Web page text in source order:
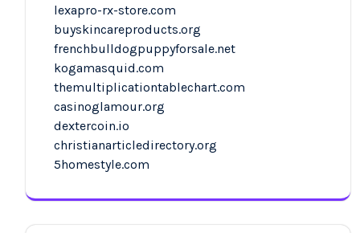
lexapro-rx-store.com
buyskincareproducts.org
frenchbulldogpuppyforsale.net
kogamasquid.com
themultiplicationtablechart.com
casinoglamour.org
dextercoin.io
christianarticledirectory.org
5homestyle.com